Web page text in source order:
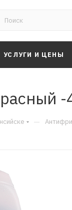
УСЛУГИ И ЦЕНЫ
-
—